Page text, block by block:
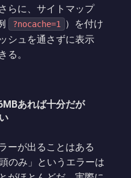
らに、サイトマップ
?nocache=1
）を付け
シュを通さずに表示
る。
あれば十分だが
ーが出ることはある
のみ」というエラーは